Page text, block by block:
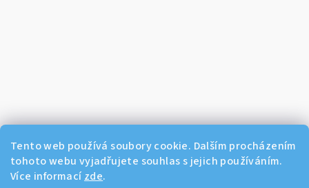
Tento web používá soubory cookie. Dalším procházením
tohoto webu vyjadřujete souhlas s jejich používáním.
Více informací zde.